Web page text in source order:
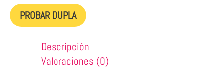
PROBAR DUPLA
Descripción
Valoraciones (0)